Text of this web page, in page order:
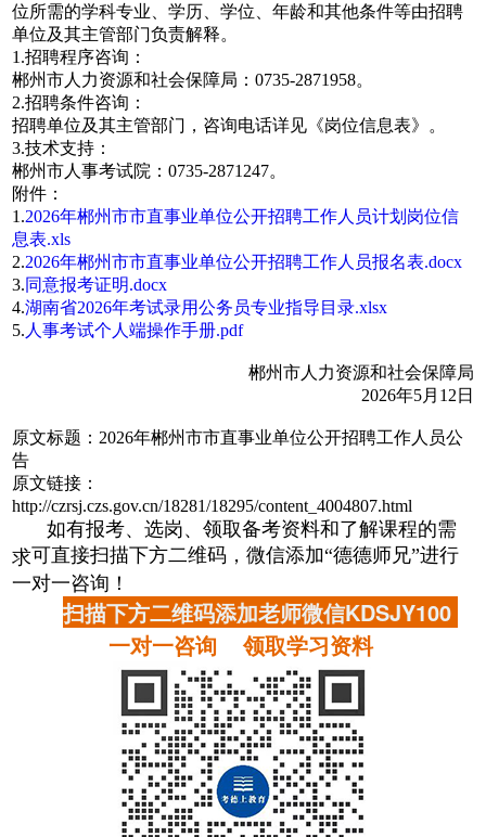
位所需的学科专业、学历、学位、年龄和其他条件等由招聘
单位及其主管部门负责解释。
1.招聘程序咨询：
郴州市人力资源和社会保障局：0735-2871958。
2.招聘条件咨询：
招聘单位及其主管部门，咨询电话详见《岗位信息表》。
3.技术支持：
郴州市人事考试院：0735-2871247。
附件：
1.2026年郴州市市直事业单位公开招聘工作人员计划岗位信
息表.xls
2.2026年郴州市市直事业单位公开招聘工作人员报名表.docx
3.同意报考证明.docx
4.湖南省2026年考试录用公务员专业指导目录.xlsx
5. 人事考试个人端操作手册.pdf
郴州市人力资源和社会保障局
2026年5月12日
原文标题：2026年郴州市市直事业单位公开招聘工作人员公
告
原文链接：
http://czrsj.czs.gov.cn/18281/18295/content_4004807.html
如有报考、选岗、领取备考资料和了解课程的需
求可直接扫描下方二维码，微信添加“德德师兄”进行
一对一咨询！
扫描下方二维码添加老师微信KDSJY100
一对一咨询 领取学习资料